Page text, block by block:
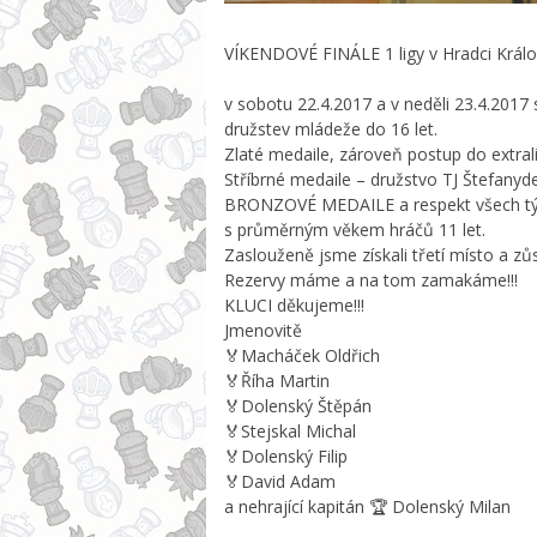
VÍKENDOVÉ FINÁLE 1 ligy v Hradci
v sobotu 22.4.2017 a v neděli
družstev mládeže do 16 let.
Zlaté medaile, zároveň postup do
Stříbrné medaile – družstvo TJ
BRONZOVÉ MEDAILE a respekt
s průměrným věkem hráčů 11 let.
Zaslouženě jsme získali třetí místo a
Rezervy máme a na tom zamakáme!!!
KLUCI děkujeme!!!
Jmenovitě
🏅 Macháček Oldřich
🏅 Říha Martin
🏅 Dolenský Štěpán
🏅Stejskal Michal
🏅 Dolenský Filip
🏅 David Adam
a nehrající kapitán 🏆 Dolenský Milan